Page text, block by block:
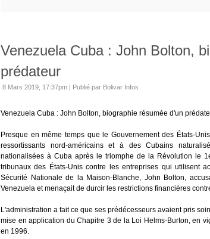
Venezuela Cuba : John Bolton,
prédateur
8 Mars 2019, 17:37pm | Publié par Bolivar Infos
Venezuela Cuba : John Bolton, biographie résumée d'un
Presque en même temps que le Gouvernement des États-
ressortissants nord-américains et à des Cubains
nationalisées à Cuba après le triomphe de la Révolution le
tribunaux des États-Unis contre les entreprises qui utilisent
Sécurité Nationale de la Maison-Blanche, John Bolton,
Venezuela et menaçait de durcir les restrictions financières
L'administration a fait ce que ses prédécesseurs avaient pris
mise en application du Chapitre 3 de la Loi Helms-Burton, en
en 1996.